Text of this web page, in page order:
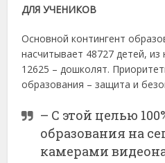
ДЛЯ УЧЕНИКОВ
Основной контингент
насчитывает 48727 детей, из
12625 – дошколят.
образования – защита и
– С этой целью
образования на
камерами